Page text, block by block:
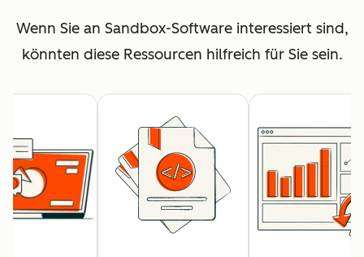
Wenn Sie an Sandbox-Software interessiert sind,
könnten diese Ressourcen hilfreich für Sie sein.